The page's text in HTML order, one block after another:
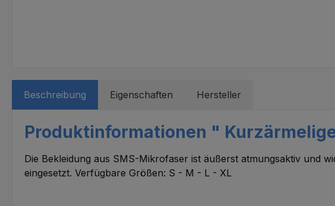
Beschreibung Eigenschaften Hersteller
Produktinformationen "
Die Bekleidung aus SMS-Mikrofaser ist äußerst atmungsaktiv und
eingesetzt. Verfügbare Größen: S - M - L - XL